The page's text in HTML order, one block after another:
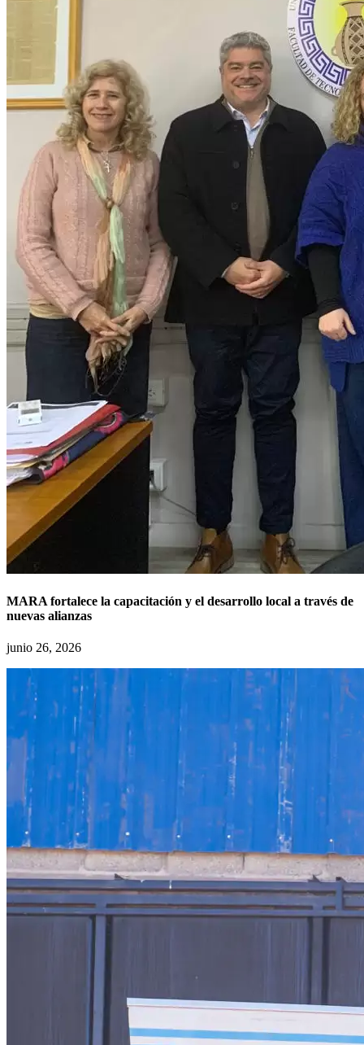
MARA fortalece la capacitación y el desarrollo local a través de
nuevas alianzas
junio 26, 2026